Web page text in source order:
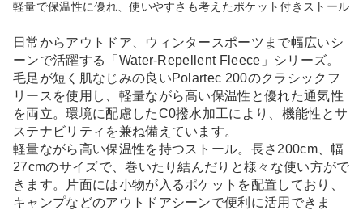
軽量で保温性に優れ、使いやすさも考えたポケット付きストール
日常からアウトドア、ウィンタースポーツまで幅広いシ
ーンで活躍する「Water-Repellent Fleece」シリーズ。
毛足が短く肌なじみの良いPolartec 200のクラシックフ
リースを使用し、軽量ながら高い保温性と優れた通気性
を両立。環境に配慮したC0撥水加工により、機能性とサ
ステナビリティを兼ね備えています。
軽量ながら高い保温性を持つストール。長さ200cm、幅
27cmのサイズで、巻いたり結んだりと様々な使い方がで
きます。片面には小物が入るポケットを配置しており、
キャンプなどのアウトドアシーンで便利に活用できま